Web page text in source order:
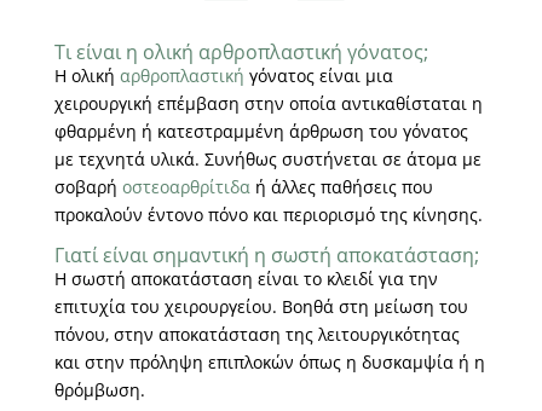
Τι είναι η ολική αρθροπλαστική γόνατος;
Η ολική αρθροπλαστική γόνατος είναι μια
χειρουργική επέμβαση στην οποία αντικαθίσταται η
φθαρμένη ή κατεστραμμένη άρθρωση του γόνατος
με τεχνητά υλικά. Συνήθως συστήνεται σε άτομα με
σοβαρή οστεοαρθρίτιδαή άλλες παθήσεις που
προκαλούν έντονο πόνο και περιορισμό της κίνησης.
Γιατί είναι σημαντική η σωστή αποκατάσταση;
Η σωστή αποκατάσταση είναι το κλειδί για την
επιτυχία του χειρουργείου. Βοηθά στη μείωση του
πόνου, στην αποκατάσταση της λειτουργικότητας
και στην πρόληψη επιπλοκών όπως η δυσκαμψία ή η
θρόμβωση.